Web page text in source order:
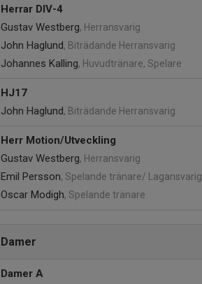
Herrar DIV-4
Gustav Westberg, Herransvarig
John Haglund, Biträdande Herransvarig
Johannes Kalling, Huvudtränare, Spelare
HJ17
John Haglund, Biträdande Herransvarig
Herr Motion/Utveckling
Gustav Westberg, Herransvarig
Emil Persson, Spelande tränare/ Lagansvarig
Oscar Modigh, Spelande tränare
Damer
Damer A